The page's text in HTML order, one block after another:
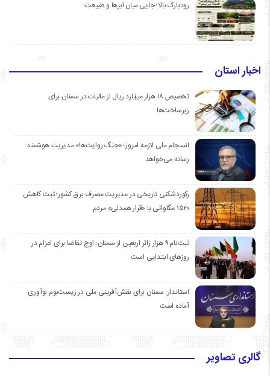
رودبارک بالا؛ جایی میان ابرها و طبیعت
اخبار استان
تخصیص ۱۸ هزار میلیارد ریال از مالیات در سمنان برای
زیرساخت‌ها
انسجام ملی لازمه امروز؛ «جنگ روایت‌ها» مدیریت هوشمند
رسانه می‌خواهد
رکوردشکنی تاریخی در مدیریت مصرف برق کشور؛ ثبت کاهش
۱۵۲۰ مگاواتی با «قرار همدلی» مردم
ثبت‌نام ۹ هزار زائر اربعین از سمنان؛ اوج تقاضا برای اعزام در
روزهای ابتدایی است
استاندار: سمنان برای نقش‌آفرینی ملی در زیست‌بوم نوآوری
آماده است
گالری تصاویر